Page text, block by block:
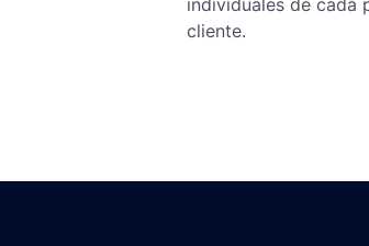
individuales de cada
cliente.